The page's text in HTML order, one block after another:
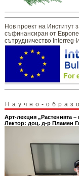
Нов проект на Институт
съфинансиран от
сътрудничество
Научно-
Арт-лекция „Растенията –
Лектор: доц. д-р Пламен